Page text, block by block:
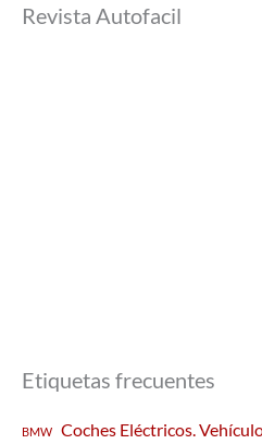
Revista Autofacil
Etiquetas frecuentes
BMW
Coches Eléctricos.